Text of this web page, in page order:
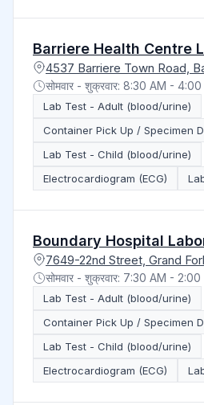
Barriere Health Centre
4537 Barriere Town Road,
सोमवार - शुक्रवार: 8:30 AM -
Lab Test - Adult (blood/urine)
Container Pick Up / Specimen
Lab Test - Child (blood/urine)
Electrocardiogram (ECG)
Boundary Hospital
7649-22nd Street, Grand
सोमवार - शुक्रवार: 7:30 AM - 2:00
Lab Test - Adult (blood/urine)
Container Pick Up / Specimen
Lab Test - Child (blood/urine)
Electrocardiogram (ECG)